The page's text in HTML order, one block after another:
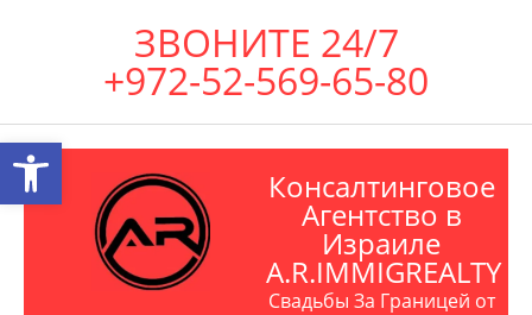
ЗВОНИТЕ 24/7
+972-52-569-65-80
Консалтинговое
Агентство в
Израиле
A.R.IMMIGREALTY
Свадьбы За Границей от
Открыть панель инструментов